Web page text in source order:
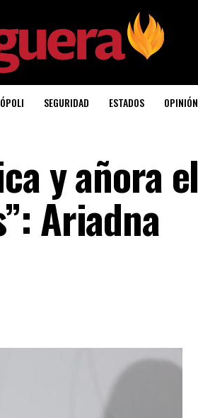
SEGURIDAD ESTADOS OPINIÓN
y añora el
Ariadna